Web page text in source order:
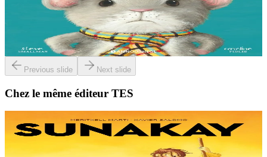
À la lisière de la forêt vit une petite souris. C'est la souris la plus
grognonne et la plus hargneuse des environs, jusqu'à sa rencontre
avec un petit blaireau...
En stock13,00 €
Previous slide Next slide
Chez le même éditeur TES
TES
Sunakay